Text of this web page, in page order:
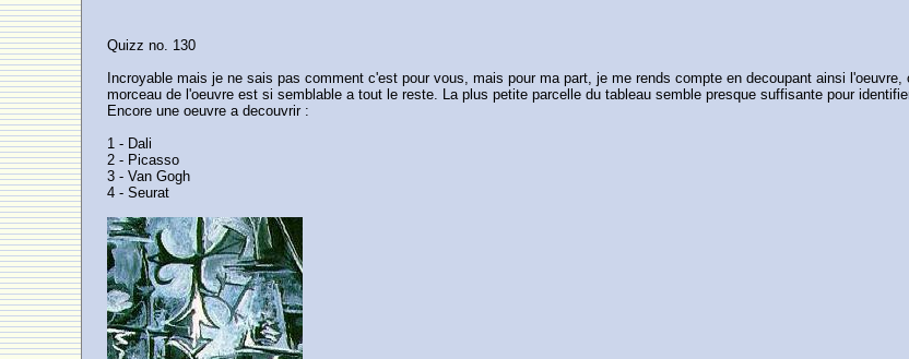
Quizz no. 130
Incroyable mais je ne sais pas comment c'est pour vous, mais pour ma part, je me rends compte en decoupant ainsi
morceau de l'oeuvre est si semblable a tout le reste. La plus petite parcelle du tableau semble presque suffisante pour
Encore une oeuvre a decouvrir :
1 - Dali
2 - Picasso
3 - Van Gogh
4 - Seurat